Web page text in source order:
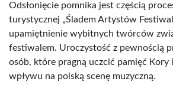
Odsłonięcie pomnika jest częścią
turystycznej „Śladem Artystów
upamiętnienie wybitnych twórców
festiwalem. Uroczystość z pewnością
osób, które pragną uczcić pamięć Kory
wpływu na polską scenę muzyczną.